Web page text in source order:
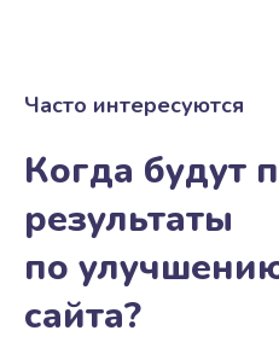
Часто интересуются
Когда будут
результаты
по
сайта?